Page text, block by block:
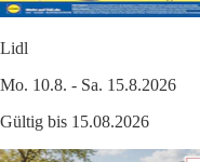
Lidl
Mo. 10.8. - Sa. 15.8.2026
Gültig bis 15.08.2026